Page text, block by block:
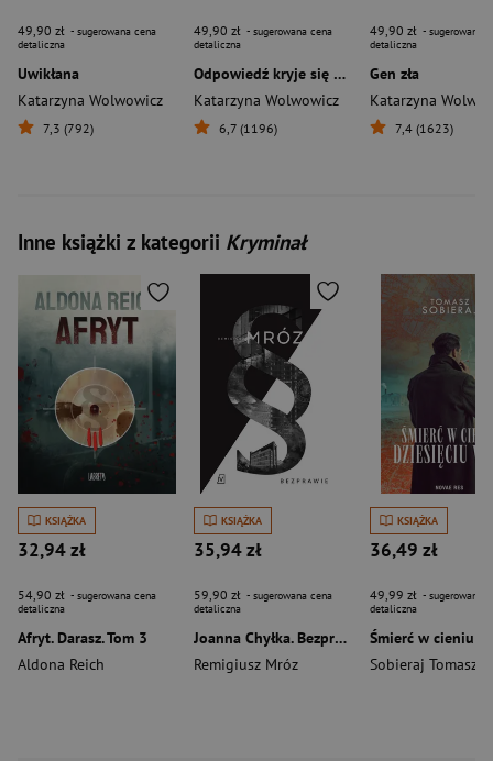
49,90 zł - sugerowana cena
detaliczna
Uwikłana
Katarzyna Wolwowicz
7,3 (792)
49,90 zł - sugerowana cena
detaliczna
Odpowiedź kryje się w tobie
Katarzyna Wolwowicz
6,7 (1196)
49,90 zł - sugerowana
detaliczna
Gen zła
Katarzyna
7,4 (1623)
Inne książki z kategorii Kryminał
KSIĄŻKA
32,94 zł
54,90 zł - sugerowana cena
detaliczna
Afryt. Darasz. Tom 3
Aldona Reich
KSIĄŻKA
35,94 zł
59,90 zł - sugerowana cena
detaliczna
Joanna Chyłka. Bezprawie. Wydanie specjalne
Remigiusz Mróz
KSIĄŻKA
36,49 zł
49,99 zł - sugerowana
detaliczna
Sobieraj Tomasz